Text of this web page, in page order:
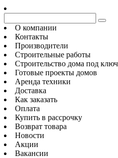
О компании
Контакты
Производители
Строительные работы
Строительство дома под ключ
Готовые проекты домов
Аренда техники
Доставка
Как заказать
Оплата
Купить в рассрочку
Возврат товара
Новости
Акции
Вакансии